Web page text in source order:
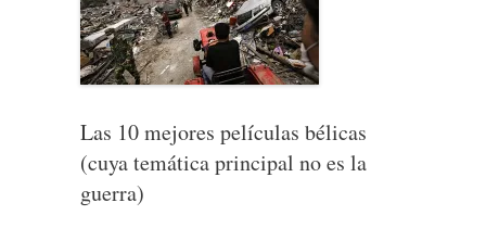
Las 10 mejores películas bélicas
(cuya temática principal no es la
guerra)